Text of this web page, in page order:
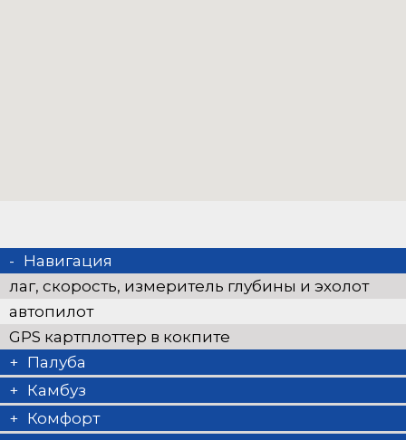
Навигация
лаг, скорость, измеритель глубины и эхолот
автопилот
GPS картплоттер в кокпите
Палуба
навесной тент
Душ в кокпите
Камбуз
Холодильник
Комфорт